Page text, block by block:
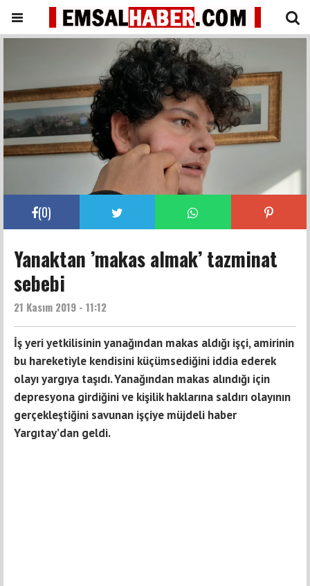
(0)
Yanaktan ’makas almak’ tazminat
sebebi
21 Kasım 2019 - 11:12
İş yeri yetkilisinin yanağından makas aldığı işçi, amirinin
bu hareketiyle kendisini küçümsediğini iddia ederek
olayı yargıya taşıdı. Yanağından makas alındığı için
depresyona girdiğini ve kişilik haklarına saldırı olayının
gerçekleştiğini savunan işçiye müjdeli haber
Yargıtay’dan geldi.